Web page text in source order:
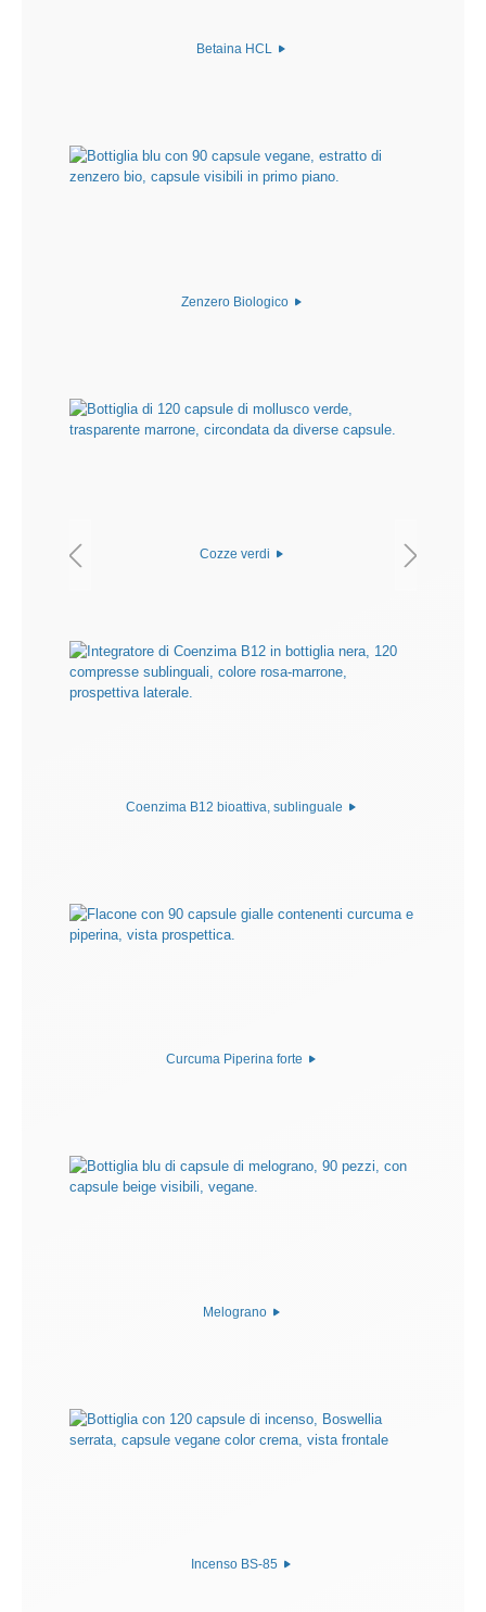
Betaina HCL
Zenzero Biologico
Cozze verdi
Coenzima B12 bioattiva, sublinguale
Curcuma Piperina forte
Melograno
Incenso BS-85